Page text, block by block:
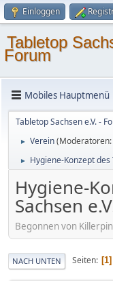
Einloggen
Tabletop
Forum
Mobiles Hauptmenü
Tabletop Sachsen e.V. -
► Verein(Moderatoren:
► Hygiene-Konzept des
Hygiene-
Sachsen
Begonnen von
NACH UNTEN Seiten 1